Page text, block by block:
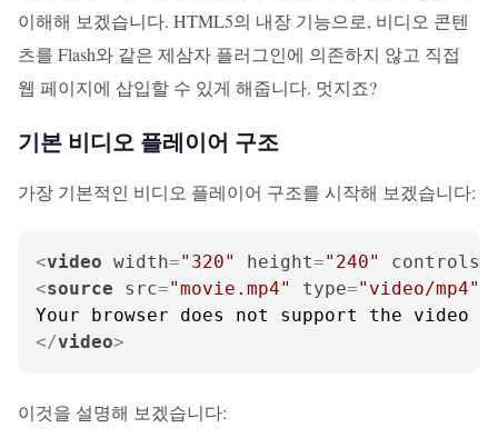
이해해 보겠습니다. HTML5의 내장 기능으로, 비디오 콘텐
츠를 Flash와 같은 제삼자 플러그인에 의존하지 않고 직접
웹 페이지에 삽입할 수 있게 해줍니다. 멋지죠?
기본 비디오 플레이어 구조
가장 기본적인 비디오 플레이어 구조를 시작해 보겠습니다:
<video width="320" height="240" controls
<source src="movie.mp4" type="video/mp4"
</video>
이것을 설명해 보겠습니다: